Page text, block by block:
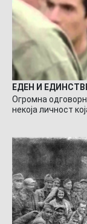
ЕДЕН И
Огромна
некоја личност